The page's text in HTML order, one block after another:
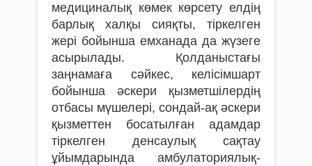
медициналық көмек көрсету елдің
барлық халқы сияқты, тіркелген
жері бойынша емханада да жүзеге
асырылады. Қолданыстағы
заңнамаға сәйкес, келісімшарт
бойынша әскери қызметшілердің
отбасы мүшелері, сондай-ақ әскери
қызметтен босатылған адамдар
тіркелген денсаулық сақтау
ұйымдарында амбулаториялық-